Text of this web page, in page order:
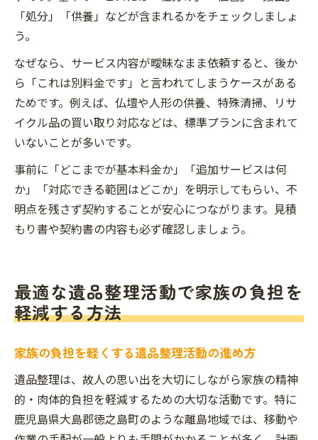
「処分」「供養」などが含まれるかをチェックしましょ
う。
なぜなら、サービス内容が曖昧なまま依頼すると、後か
ら「これは別料金です」と言われてしまうケースがある
ためです。例えば、仏壇や人形の供養、特殊清掃、リサ
イクル品の買い取り対応などは、標準プランに含まれて
いないことが多いです。
事前に「どこまでが基本料金か」「追加サービスは何
か」「対応できる範囲はどこか」を明示してもらい、不
明点を残さず契約することが安心につながります。見積
もり書や契約書の内容も必ず確認しましょう。
最適な遺品整理活動で家族の負担を
軽減する方法
家族の負担を軽くする遺品整理活動の進め方
遺品整理は、故人の思い出を大切にしながら家族の精神
的・肉体的負担を軽減するための大切な活動です。特に
鹿児島県大島郡徳之島町のような離島地域では、移動や